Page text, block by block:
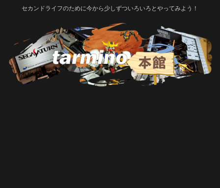
セカンドライフのために今から少しずついろいろとやってみよう！